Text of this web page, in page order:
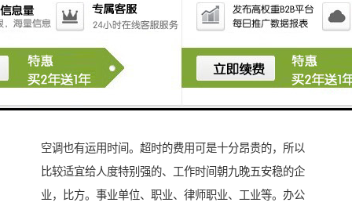
的同时，可通过负一层地下通道抵达放松身心。
汉国中心位于深圳市福田区福明路，深南大道与华富路
交叉口的西南角，北侧为深南大道，东侧为福明路，西
侧为福田，南侧为嘉汇新城。
空调也有运用时间。超时的费用可是十分昂贵的，所以
比较适宜给人度特别强的、工作时间朝九晚五安稳的企
业，比方。事业单位、职业、律师职业、工业等。办公